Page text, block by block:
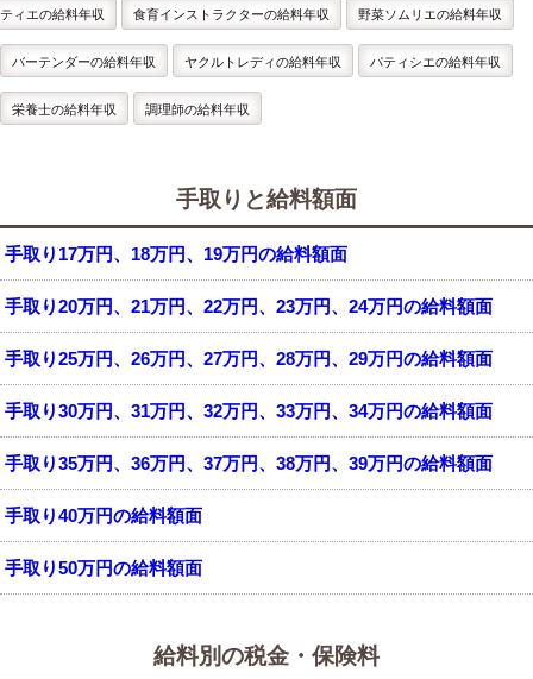
ティエの給料年収 食育インストラクターの給料年収 野菜ソムリエの給料年収
バーテンダーの給料年収 ヤクルトレディの給料年収 パティシエの給料年収
栄養士の給料年収 調理師の給料年収
手取りと給料額面
手取り17万円、18万円、19万円の給料額面
手取り20万円、21万円、22万円、23万円、24万円の給料額面
手取り25万円、26万円、27万円、28万円、29万円の給料額面
手取り30万円、31万円、32万円、33万円、34万円の給料額面
手取り35万円、36万円、37万円、38万円、39万円の給料額面
手取り40万円の給料額面
手取り50万円の給料額面
給料別の税金・保険料